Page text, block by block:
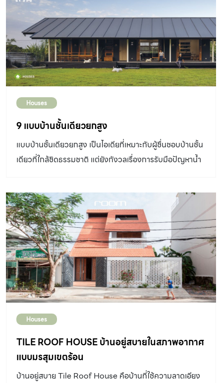
Houses
9 แบบบ้านชั้นเดียวยกสูง
แบบบ้านชั้นเดียวยกสูง เป็นไอเดียที่เหมาะกับผู้ชื่นชอบบ้านชั้น
เดียวที่ใกล้ชิดธรรมชาติ แต่ยังกังวลเรื่องการรับมือปัญหาน้ำ
Houses
TILE ROOF HOUSE บ้านอยู่สบายในสภาพอากาศ
แบบมรสุมเขตร้อน
บ้านอยู่สบาย Tile Roof House คือบ้านที่ใช้ความลาดเอียง